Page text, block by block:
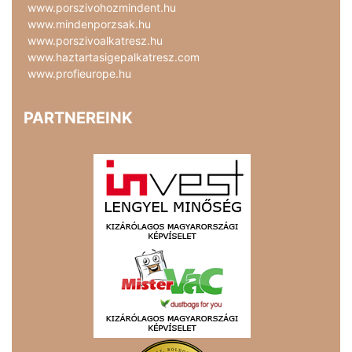
www.porszivohozmindent.hu
www.mindenporzsak.hu
www.porszivoalkatresz.hu
www.haztartasigepalkatresz.com
www.profieurope.hu
PARTNEREINK